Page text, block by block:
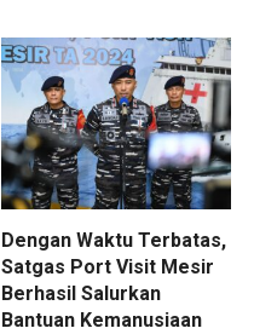
Dengan Waktu Terbatas,
Satgas Port Visit Mesir
Berhasil Salurkan
Bantuan Kemanusiaan